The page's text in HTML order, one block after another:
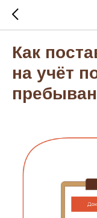
Как
на учёт